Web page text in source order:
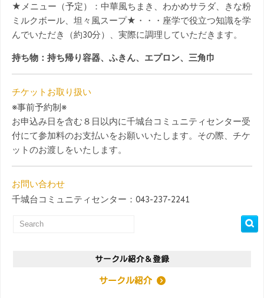
★メニュー（予定）：中華風ちまき、わかめサラダ、きな粉
ミルクボール、坦々風スープ★・・・座学で役立つ知識を学
んでいただき（約30分）、実際に調理していただきます。
持ち物：持ち帰り容器、ふきん、エプロン、三角巾
チケットお取り扱い
※事前予約制※
お申込み日を含む８日以内に千城台コミュニティセンター受
付にて参加料のお支払いをお願いいたします。その際、チケ
ットのお渡しをいたします。
お問い合わせ
千城台コミュニティセンター：043-237-2241
サークル紹介＆登録
サークル紹介